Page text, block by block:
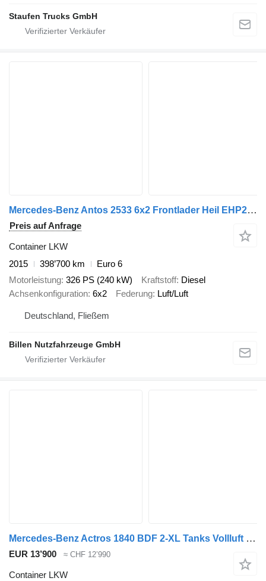
Staufen Trucks GmbH
Mercedes-Benz Antos 2533 6x2 Frontlader Heil EHP213134
Preis auf Anfrage
Container LKW
2015
398’700 km
Euro 6
Motorleistung 326 PS (240 kW) Kraftstoff Diesel
Achsenkonfiguration 6x2 Federung Luft/Luft
Deutschland, Fließem
Billen Nutzfahrzeuge GmbH
Mercedes-Benz Actros 1840 BDF 2-XL Tanks Vollluft LBW Euro 6
EUR 13’900 ≈ CHF 12’990
Container LKW